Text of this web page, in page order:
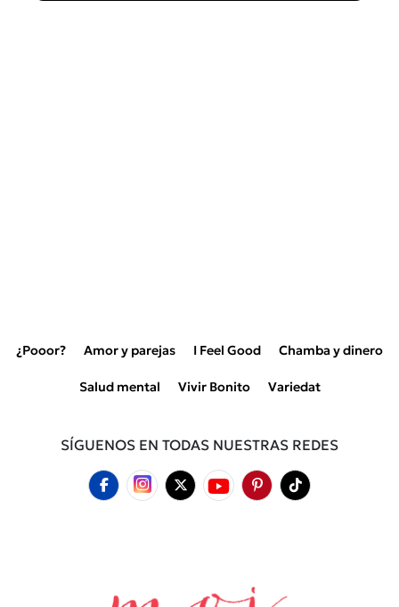
¿Pooor? Amor y parejas I Feel Good Chamba y dinero
Salud mental Vivir Bonito Variedat
SÍGUENOS EN TODAS NUESTRAS REDES